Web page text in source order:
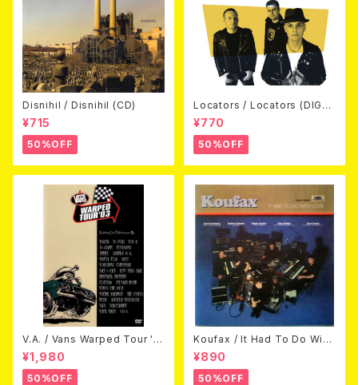
Disnihil / Disnihil (CD)
¥715
50%OFF
Locators / Locators (DIGPA
CK CD)
¥770
50%OFF
V.A. / Vans Warped Tour '0
3 (DVD)
¥1,980
50%OFF
Koufax / It Had To Do With
Love (CD)
¥890
50%OFF